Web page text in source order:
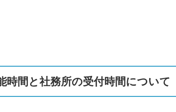
時間と社務所の受付時間について